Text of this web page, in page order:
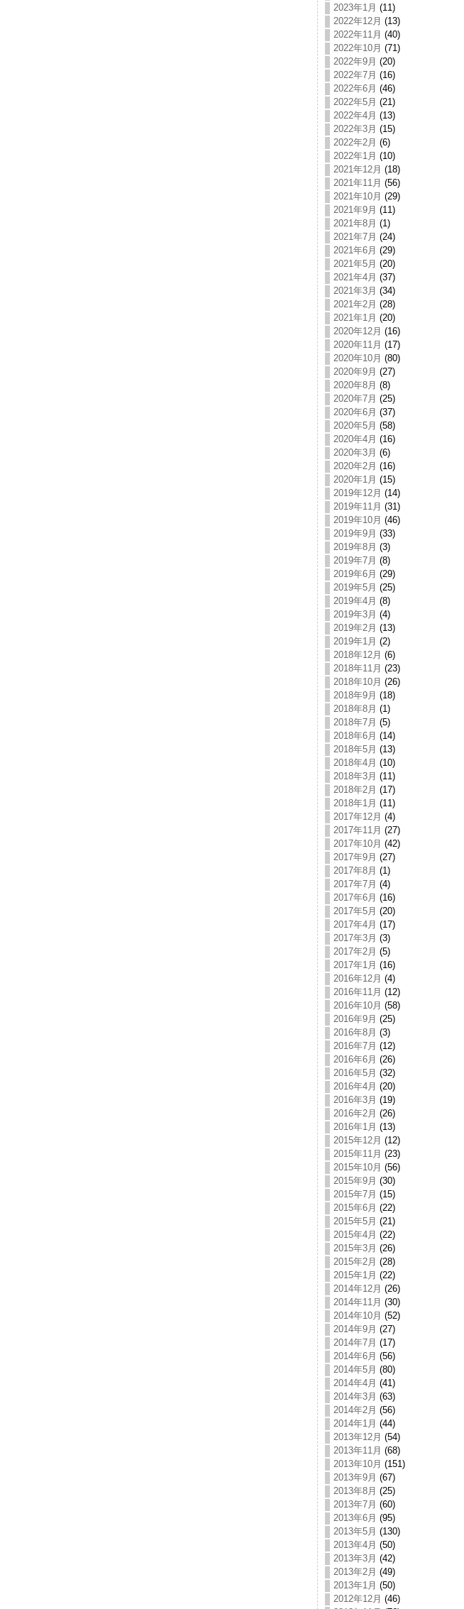
2023年1月 (11)
2022年12月 (13)
2022年11月 (40)
2022年10月 (71)
2022年9月 (20)
2022年7月 (16)
2022年6月 (46)
2022年5月 (21)
2022年4月 (13)
2022年3月 (15)
2022年2月 (6)
2022年1月 (10)
2021年12月 (18)
2021年11月 (56)
2021年10月 (29)
2021年9月 (11)
2021年8月 (1)
2021年7月 (24)
2021年6月 (29)
2021年5月 (20)
2021年4月 (37)
2021年3月 (34)
2021年2月 (28)
2021年1月 (20)
2020年12月 (16)
2020年11月 (17)
2020年10月 (80)
2020年9月 (27)
2020年8月 (8)
2020年7月 (25)
2020年6月 (37)
2020年5月 (58)
2020年4月 (16)
2020年3月 (6)
2020年2月 (16)
2020年1月 (15)
2019年12月 (14)
2019年11月 (31)
2019年10月 (46)
2019年9月 (33)
2019年8月 (3)
2019年7月 (8)
2019年6月 (29)
2019年5月 (25)
2019年4月 (8)
2019年3月 (4)
2019年2月 (13)
2019年1月 (2)
2018年12月 (6)
2018年11月 (23)
2018年10月 (26)
2018年9月 (18)
2018年8月 (1)
2018年7月 (5)
2018年6月 (14)
2018年5月 (13)
2018年4月 (10)
2018年3月 (11)
2018年2月 (17)
2018年1月 (11)
2017年12月 (4)
2017年11月 (27)
2017年10月 (42)
2017年9月 (27)
2017年8月 (1)
2017年7月 (4)
2017年6月 (16)
2017年5月 (20)
2017年4月 (17)
2017年3月 (3)
2017年2月 (5)
2017年1月 (16)
2016年12月 (4)
2016年11月 (12)
2016年10月 (58)
2016年9月 (25)
2016年8月 (3)
2016年7月 (12)
2016年6月 (26)
2016年5月 (32)
2016年4月 (20)
2016年3月 (19)
2016年2月 (26)
2016年1月 (13)
2015年12月 (12)
2015年11月 (23)
2015年10月 (56)
2015年9月 (30)
2015年7月 (15)
2015年6月 (22)
2015年5月 (21)
2015年4月 (22)
2015年3月 (26)
2015年2月 (28)
2015年1月 (22)
2014年12月 (26)
2014年11月 (30)
2014年10月 (52)
2014年9月 (27)
2014年7月 (17)
2014年6月 (56)
2014年5月 (80)
2014年4月 (41)
2014年3月 (63)
2014年2月 (56)
2014年1月 (44)
2013年12月 (54)
2013年11月 (68)
2013年10月 (151)
2013年9月 (67)
2013年8月 (25)
2013年7月 (60)
2013年6月 (95)
2013年5月 (130)
2013年4月 (50)
2013年3月 (42)
2013年2月 (49)
2013年1月 (50)
2012年12月 (46)